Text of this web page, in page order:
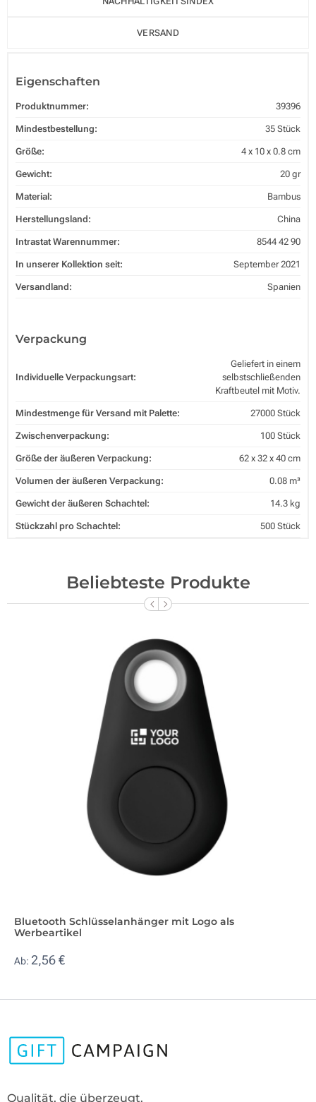
VERSAND
Eigenschaften
Produktnummer: 39396
Mindestbestellung: 35 Stück
Größe: 4 x 10 x 0.8 cm
Gewicht: 20 gr
Material: Bambus
Herstellungsland: China
Intrastat Warennummer: 8544 42 90
In unserer Kollektion seit: September 2021
Versandland: Spanien
Verpackung
Individuelle Verpackungsart:
Geliefert in einem
selbstschließenden
Kraftbeutel mit Motiv.
Mindestmenge für Versand mit Palette: 27000 Stück
Zwischenverpackung: 100 Stück
Größe der äußeren Verpackung: 62 x 32 x 40 cm
Volumen der äußeren Verpackung: 0.08 m³
Gewicht der äußeren Schachtel: 14.3 kg
Stückzahl pro Schachtel: 500 Stück
Beliebteste Produkte
Bluetooth Schlüsselanhänger mit Logo als
Werbeartikel
Ab: 2,56 €
Qualität, die überzeugt.